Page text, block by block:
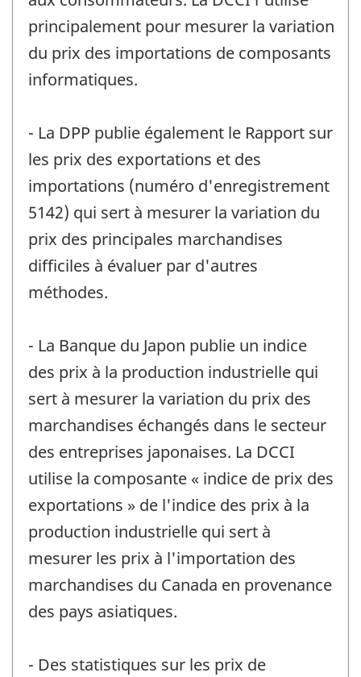
principalement pour mesurer la variation
du prix des importations de composants
informatiques.
- La DPP publie également le Rapport sur
les prix des exportations et des
importations (numéro d'enregistrement
5142) qui sert à mesurer la variation du
prix des principales marchandises
difficiles à évaluer par d'autres
méthodes.
- La Banque du Japon publie un indice
des prix à la production industrielle qui
sert à mesurer la variation du prix des
marchandises échangés dans le secteur
des entreprises japonaises. La DCCI
utilise la composante « indice de prix des
exportations » de l'indice des prix à la
production industrielle qui sert à
mesurer les prix à l'importation des
marchandises du Canada en provenance
des pays asiatiques.
- Des statistiques sur les prix de